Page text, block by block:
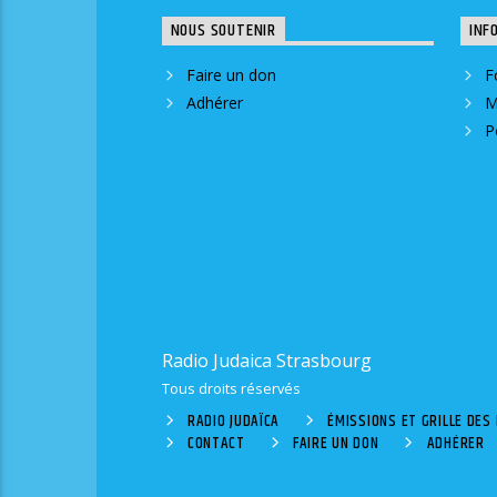
NOUS SOUTENIR
Faire un don
Adhérer
Radio Judaica Strasbourg
Tous droits réservés
RADIO JUDAÏCA
ÉMISSIONS ET GRILLE DES
CONTACT
FAIRE UN DON ADHÉRER